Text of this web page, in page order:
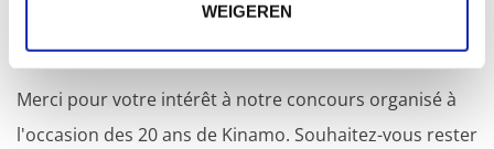
WEIGEREN
Le concours est terminé !
Merci pour votre intérêt à notre concours organisé à
l'occasion des 20 ans de Kinamo. Souhaitez-vous rester